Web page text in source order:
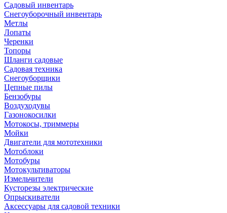
Садовый инвентарь
Снегоуборочный инвентарь
Метлы
Лопаты
Черенки
Топоры
Шланги садовые
Садовая техника
Снегоуборщики
Цепные пилы
Бензобуры
Воздуходувы
Газонокосилки
Мотокосы, триммеры
Мойки
Двигатели для мототехники
Мотоблоки
Мотобуры
Мотокультиваторы
Измельчители
Кусторезы электрические
Опрыскиватели
Аксессуары для садовой техники